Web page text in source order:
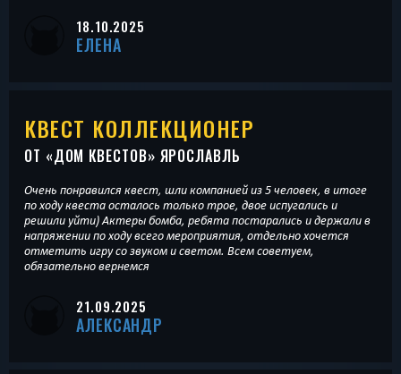
18.10.2025
ЕЛЕНА
КВЕСТ КОЛЛЕКЦИОНЕР
ОТ «ДОМ КВЕСТОВ» ЯРОСЛАВЛЬ
Очень понравился квест, шли компанией из 5 человек, в итоге
по ходу квеста осталось только трое, двое испугались и
решили уйти) Актеры бомба, ребята постарались и держали в
напряжении по ходу всего мероприятия, отдельно хочется
отметить игру со звуком и светом. Всем советуем,
обязательно вернемся
21.09.2025
АЛЕКСАНДР